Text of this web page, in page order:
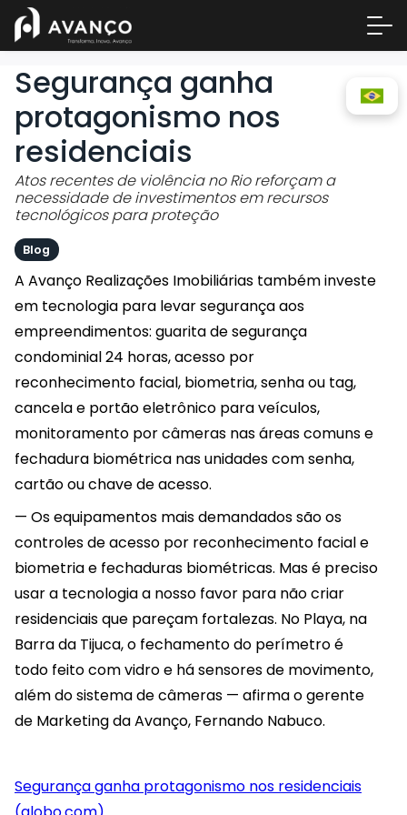
Área
Segurança ganha
protagonismo nos
residenciais
Atos recentes de violência no Rio reforçam a
necessidade de investimentos em recursos
tecnológicos para proteção
Blog
A Avanço Realizações Imobiliárias também investe
em tecnologia para levar segurança aos
empreendimentos: guarita de segurança
condominial 24 horas, acesso por
reconhecimento facial, biometria, senha ou tag,
cancela e portão eletrônico para veículos,
monitoramento por câmeras nas áreas comuns e
fechadura biométrica nas unidades com senha,
cartão ou chave de acesso.
— Os equipamentos mais demandados são os
controles de acesso por reconhecimento facial e
biometria e fechaduras biométricas. Mas é preciso
usar a tecnologia a nosso favor para não criar
residenciais que pareçam fortalezas. No Playa, na
Barra da Tijuca, o fechamento do perímetro é
todo feito com vidro e há sensores de movimento,
além do sistema de câmeras — afirma o gerente
de Marketing da Avanço, Fernando Nabuco.
Segurança ganha protagonismo nos residenciais